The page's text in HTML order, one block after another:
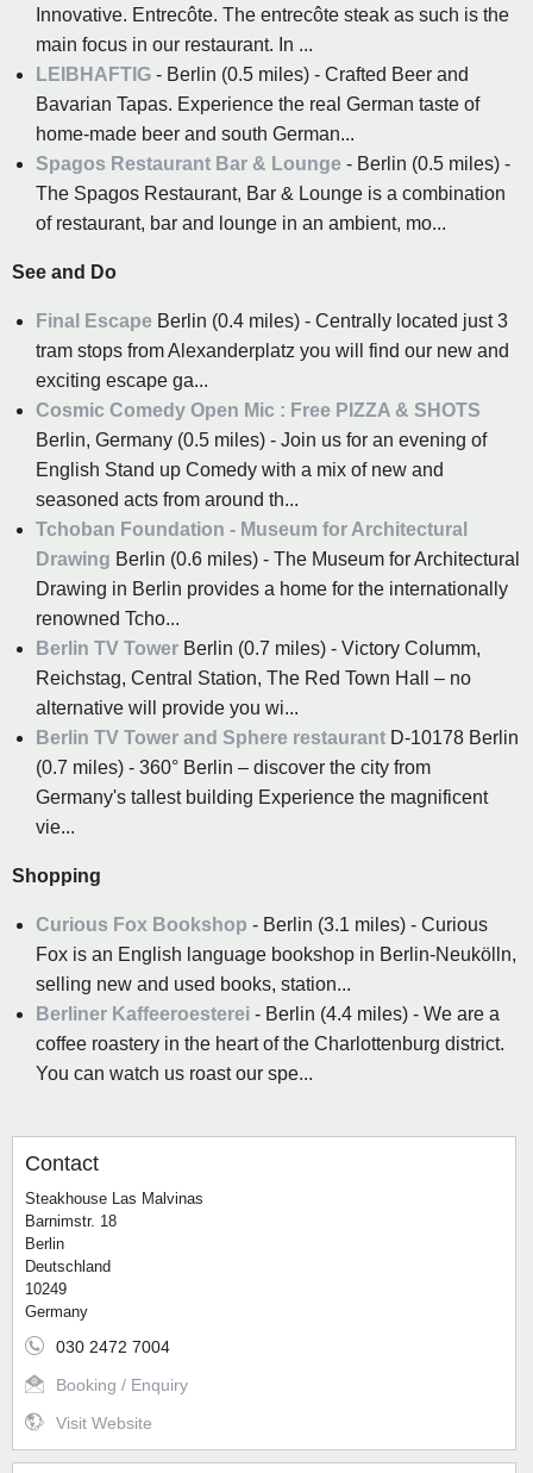
Innovative. Entrecôte. The entrecôte steak as such is the
main focus in our restaurant. In ...
LEIBHAFTIG - Berlin (0.5 miles) - Crafted Beer and
Bavarian Tapas. Experience the real German taste of
home-made beer and south German...
Spagos Restaurant Bar & Lounge - Berlin (0.5 miles) -
The Spagos Restaurant, Bar & Lounge is a combination
of restaurant, bar and lounge in an ambient, mo...
See and Do
Final Escape Berlin (0.4 miles) - Centrally located just 3
tram stops from Alexanderplatz you will find our new and
exciting escape ga...
Cosmic Comedy Open Mic : Free PIZZA & SHOTS
Berlin, Germany (0.5 miles) - Join us for an evening of
English Stand up Comedy with a mix of new and
seasoned acts from around th...
Tchoban Foundation - Museum for Architectural
Drawing Berlin (0.6 miles) - The Museum for Architectural
Drawing in Berlin provides a home for the internationally
renowned Tcho...
Berlin TV Tower Berlin (0.7 miles) - Victory Columm,
Reichstag, Central Station, The Red Town Hall – no
alternative will provide you wi...
Berlin TV Tower and Sphere restaurant D-10178 Berlin
(0.7 miles) - 360° Berlin – discover the city from
Germany's tallest building Experience the magnificent
vie...
Shopping
Curious Fox Bookshop - Berlin (3.1 miles) - Curious
Fox is an English language bookshop in Berlin-Neukölln,
selling new and used books, station...
Berliner Kaffeeroesterei - Berlin (4.4 miles) - We are a
coffee roastery in the heart of the Charlottenburg district.
You can watch us roast our spe...
Contact
Steakhouse Las Malvinas
Barnimstr. 18
Berlin
Deutschland
10249
Germany
030 2472 7004
Booking / Enquiry
Visit Website